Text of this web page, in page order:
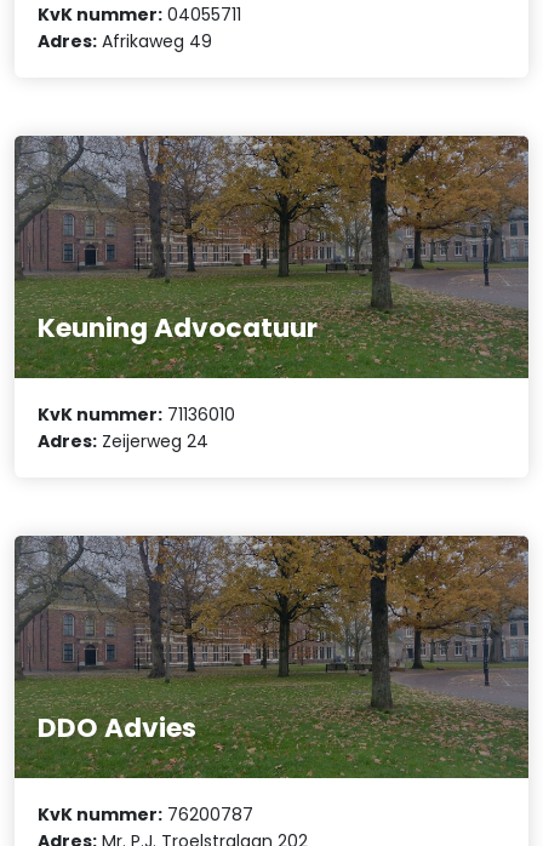
KvK nummer: 04055711
Adres: Afrikaweg 49
Keuning Advocatuur
KvK nummer: 71136010
Adres: Zeijerweg 24
DDO Advies
KvK nummer: 76200787